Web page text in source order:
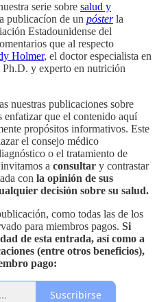
serie sobre salud y
publicacíon de un póster la
Estadounidense del
que al respecto
Holmer, el doctor especialista en
Ph.D. y experto en nutrición
nuestras publicaciones sobre
que el contenido aquí
propósitos informativos. Este
el consejo médico
o el tratamiento de
a consultar y contrastar
con la opinión de sus
decisión sobre su salud.
como todas las de los
para miembros pagos. Si
de esta entrada, así como a
(entre otros beneficios),
pago:
Suscribirse